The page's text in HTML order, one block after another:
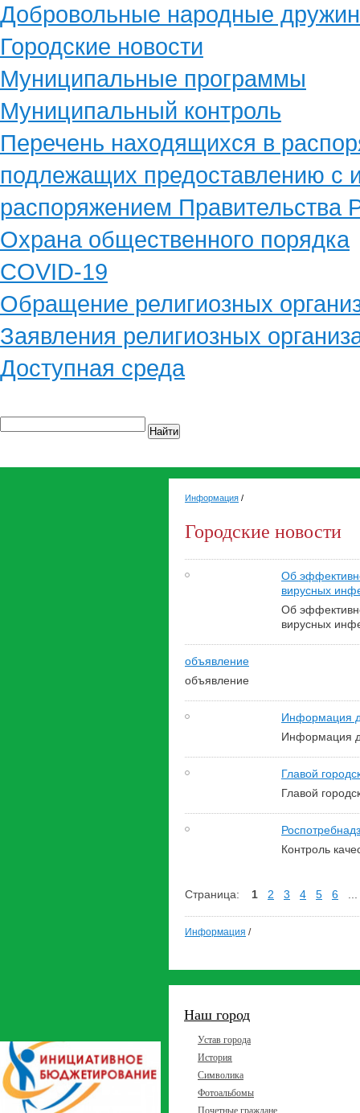
Добровольные народные
Городские новости
Муниципальные программы
Муниципальный контроль
Перечень находящихся в
подлежащих предоставлению с
распоряжением
Охрана общественного порядка
COVID-19
Обращение религиозных
Заявления религиозных
Доступная среда
Найти
Информация /
Городские новости
Об
вирусных
Об
вирусных
объявление
объявление
Информация
Информация
Главой
Главой
Контроль
Страница: 1 2 3 4 5 6
Информация /
Наш город
Устав города
История
Символика
Фотоальбомы
Почетные граждане